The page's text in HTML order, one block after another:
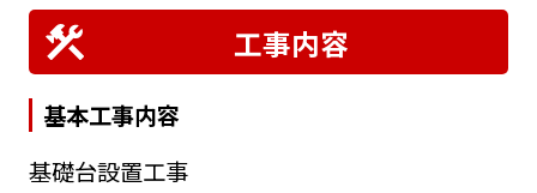
工事内容
基本工事内容
基礎台設置工事